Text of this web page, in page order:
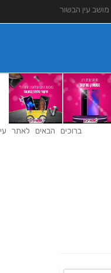
מושב עין הבשור
ברוכים הבאים לאתר עין